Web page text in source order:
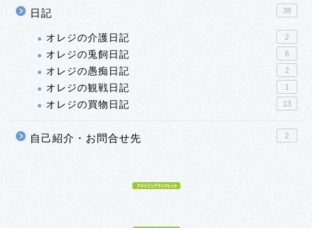
日記 38
オレジの介護日記 2
オレジの兎飼日記 6
オレジの愚痴日記 2
オレジの観戦日記 1
オレジの買物日記 13
自己紹介・お問合せ先 2